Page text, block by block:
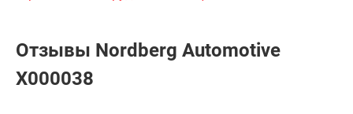
Отзывы Nordberg Automotive
X000038